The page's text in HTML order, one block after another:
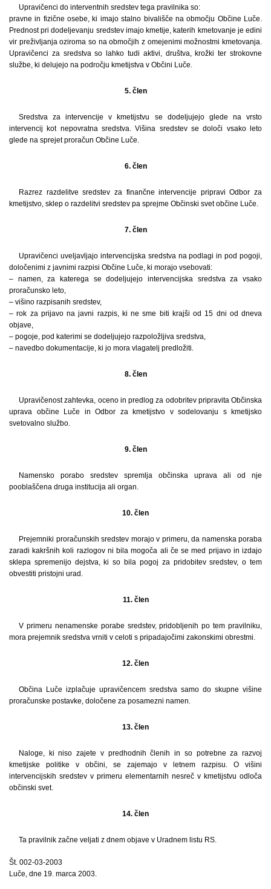
Upravičenci do interventnih sredstev tega pravilnika so:
pravne in fizične osebe, ki imajo stalno bivališče na območju Občine Luče.
Prednost pri dodeljevanju sredstev imajo kmetije, katerih kmetovanje je edini
vir preživljanja oziroma so na območjih z omejenimi možnostmi kmetovanja.
Upravičenci za sredstva so lahko tudi aktivi, društva, krožki ter strokovne
službe, ki delujejo na področju kmetijstva v Občini Luče.
5. člen
Sredstva za intervencije v kmetijstvu se dodeljujejo glede na vrsto
intervencij kot nepovratna sredstva. Višina sredstev se določi vsako leto
glede na sprejet proračun Občine Luče.
6. člen
Razrez razdelitve sredstev za finančne intervencije pripravi Odbor za
kmetijstvo, sklep o razdelitvi sredstev pa sprejme Občinski svet občine Luče.
7. člen
Upravičenci uveljavljajo intervencijska sredstva na podlagi in pod pogoji,
določenimi z javnimi razpisi Občine Luče, ki morajo vsebovati:
– namen, za katerega se dodeljujejo intervencijska sredstva za vsako
proračunsko leto,
– višino razpisanih sredstev,
– rok za prijavo na javni razpis, ki ne sme biti krajši od 15 dni od dneva
objave,
– pogoje, pod katerimi se dodeljujejo razpoložljiva sredstva,
– navedbo dokumentacije, ki jo mora vlagatelj predložiti.
8. člen
Upravičenost zahtevka, oceno in predlog za odobritev pripravita Občinska
uprava občine Luče in Odbor za kmetijstvo v sodelovanju s kmetijsko
svetovalno službo.
9. člen
Namensko porabo sredstev spremlja občinska uprava ali od nje
pooblaščena druga institucija ali organ.
10. člen
Prejemniki proračunskih sredstev morajo v primeru, da namenska poraba
zaradi kakršnih koli razlogov ni bila mogoča ali če se med prijavo in izdajo
sklepa spremenijo dejstva, ki so bila pogoj za pridobitev sredstev, o tem
obvestiti pristojni urad.
11. člen
V primeru nenamenske porabe sredstev, pridobljenih po tem pravilniku,
mora prejemnik sredstva vrniti v celoti s pripadajočimi zakonskimi obrestmi.
12. člen
Občina Luče izplačuje upravičencem sredstva samo do skupne višine
proračunske postavke, določene za posamezni namen.
13. člen
Naloge, ki niso zajete v predhodnih členih in so potrebne za razvoj
kmetijske politike v občini, se zajemajo v letnem razpisu. O višini
intervencijskih sredstev v primeru elementarnih nesreč v kmetijstvu odloča
občinski svet.
14. člen
Ta pravilnik začne veljati z dnem objave v Uradnem listu RS.
Št. 002-03-2003
Luče, dne 19. marca 2003.